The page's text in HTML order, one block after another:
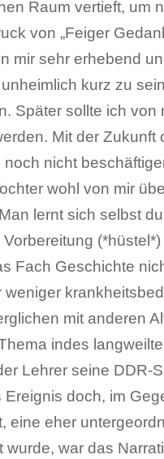
Raum vertieft, um
von „Feiger
mir sehr erhebend
kurz zu
Später sollte ich
Mit der Zukunft
nicht
wohl von mir
lernt sich selbst
Fach Geschichte
mit anderen
indes
Lehrer seine DDR-
doch, im
eine eher
war das